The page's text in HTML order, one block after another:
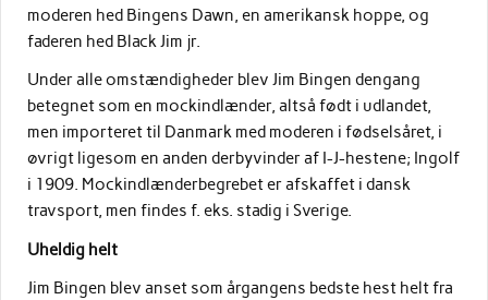
moderen hed Bingens Dawn, en amerikansk hoppe, og
faderen hed Black Jim jr.
Under alle omstændigheder blev Jim Bingen dengang
betegnet som en mockindlænder, altså født i udlandet,
men importeret til Danmark med moderen i fødselsåret, i
øvrigt ligesom en anden derbyvinder af I-J-hestene; Ingolf
i 1909. Mockindlænderbegrebet er afskaffet i dansk
travsport, men findes f. eks. stadig i Sverige.
Uheldig helt
Jim Bingen blev anset som årgangens bedste hest helt fra